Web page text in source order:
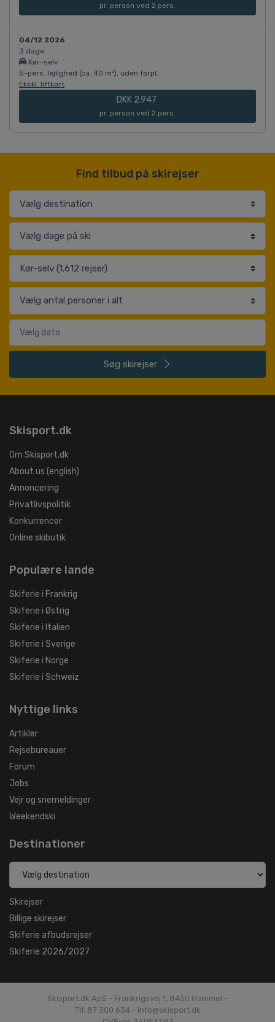
pr. person ved 2 pers.
04/12 2026
3 dage
Kør-selv
5-pers. lejlighed (ca. 40 m²), uden forpl.
Ekskl. liftkort
DKK 2.947
pr. person ved 2 pers.
Find tilbud på skirejser
Søg skirejser
Skisport.dk
Om Skisport.dk
About us (english)
Annoncering
Privatlivspolitik
Konkurrencer
Online skibutik
Populære lande
Skiferie i Frankrig
Skiferie i Østrig
Skiferie i Italien
Skiferie i Sverige
Skiferie i Norge
Skiferie i Schweiz
Nyttige links
Artikler
Rejsebureauer
Forum
Jobs
Vejr og snemeldinger
Weekendski
Destinationer
Skirejser
Billige skirejser
Skiferie afbudsrejser
Skiferie 2026/2027
Skisport.dk ApS - Frankrigsvej 1, 8450 Hammel -
Tlf. 87 300 634 - info@skisport.dk